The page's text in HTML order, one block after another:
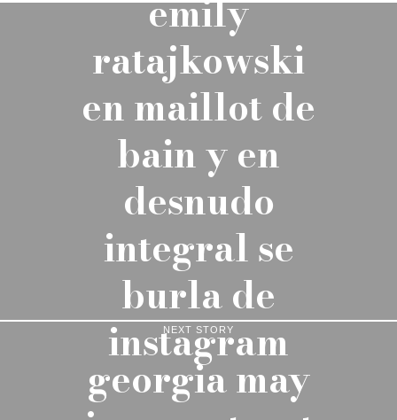
emily
ratajkowski
en maillot de
bain y en
desnudo
integral se
burla de
instagram
NEXT STORY
georgia may